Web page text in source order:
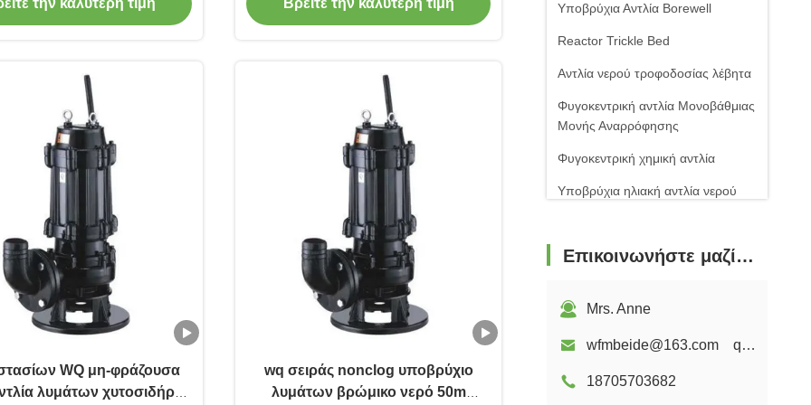
Υποβρύχια Αντλία Borewell
Reactor Trickle Bed
Αντλία νερού τροφοδοσίας λέβητα
Φυγοκεντρική αντλία Μονοβάθμιας
Μονής Αναρρόφησης
Φυγοκεντρική χημική αντλία
Υποβρύχια ηλιακή αντλία νερού
μούχλα γραφίτη
Επικοινωνήστε μαζί μας
Mrs. Anne
wfmbeide@163.com qzwfm@hotmail.com
18705703682
περιβάλλοντα
την καλύτερη τιμή
κόστος συντήρησης
Βρείτε την καλύτερη τιμή
WQ μη-φράζουσα
λυμάτων χυτοσιδήρου
wq σειράς nonclog υποβρύχιο
λυμάτων βρώμικο νερό 50m